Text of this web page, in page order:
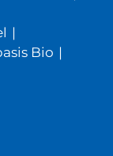
|
Bio |